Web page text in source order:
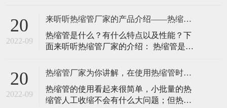
化，所以在一
的人提供始终如一可的弹性材料。并且可
上，呼吸回路上面，NSF导管等。因为医疗
引流硅胶管可以通过生物相容性报告，符
20
2022-09
来听听热缩管厂家的产品介绍——热缩管！
热缩管是什么？有什么特点以及性能？下
面来听听热缩管厂家的介绍： 热缩管是用
EVA材料。表层采用优质软质化学交联聚
烯烃原料，内层采用热熔胶制成。表层的
原料具有绝缘层防腐耐磨的特点，内层具
有低熔点、防潮密封、高附着力的优点。
20
2022-09
热缩管厂家为你讲解，在使用热缩管时可能会遇到的问题！
热缩管的使用看起来很简单，小批量的热
缩管人工收缩不会有什么大问题；但热缩